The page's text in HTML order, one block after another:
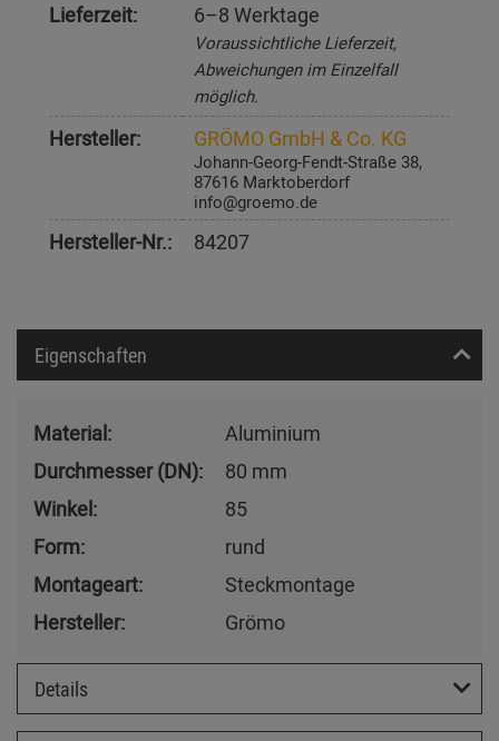
Lieferzeit:
6–8 Werktage
Voraussichtliche Lieferzeit,
Abweichungen im Einzelfall
möglich.
Hersteller: GRÖMO GmbH & Co. KG
Johann-Georg-Fendt-Straße 38,
87616 Marktoberdorf
info@groemo.de
Hersteller-Nr.: 84207
Eigenschaften
Material:
Aluminium
Durchmesser (DN):
80 mm
Winkel:
85
Form:
rund
Montageart:
Steckmontage
Hersteller:
Grömo
Details